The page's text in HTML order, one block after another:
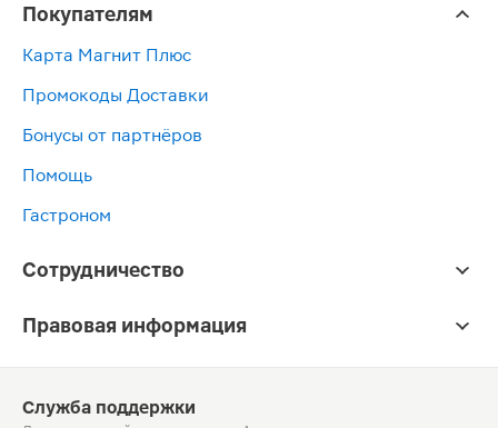
Покупателям
Карта Магнит Плюс
Промокоды Доставки
Бонусы от партнёров
Помощь
Гастроном
Сотрудничество
Правовая информация
Служба поддержки